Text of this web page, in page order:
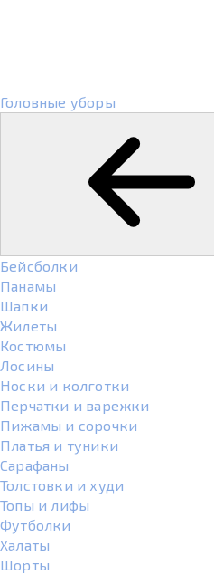
Головные уборы
Бейсболки
Панамы
Шапки
Жилеты
Костюмы
Лосины
Носки и колготки
Перчатки и варежки
Пижамы и сорочки
Платья и туники
Сарафаны
Толстовки и худи
Топы и лифы
Футболки
Халаты
Шорты